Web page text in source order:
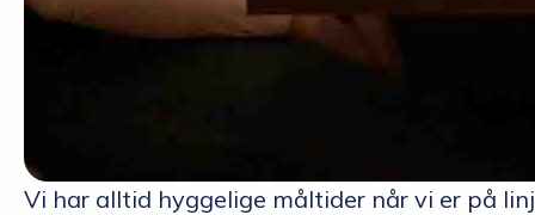
Vi har alltid hyggelige måltider når vi er på